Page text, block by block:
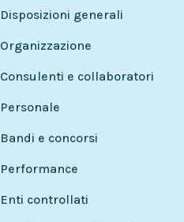
Disposizioni generali
Organizzazione
Consulenti e collaboratori
Personale
Bandi e concorsi
Performance
Enti controllati